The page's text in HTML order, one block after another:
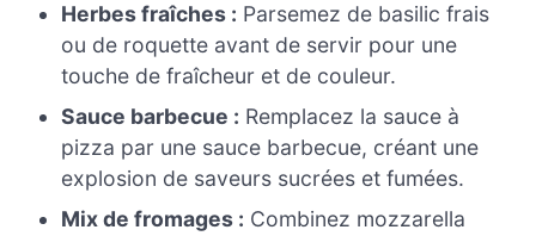
Herbes fraîches : Parsemez de basilic frais
ou de roquette avant de servir pour une
touche de fraîcheur et de couleur.
Sauce barbecue : Remplacez la sauce à
pizza par une sauce barbecue, créant une
explosion de saveurs sucrées et fumées.
Mix de fromages : Combinez mozzarella